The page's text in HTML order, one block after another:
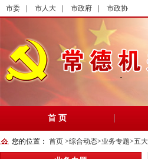
市委 市人大 市政府 市政协
首 页
您的位置： 首页 >综合动态>业务专题>五